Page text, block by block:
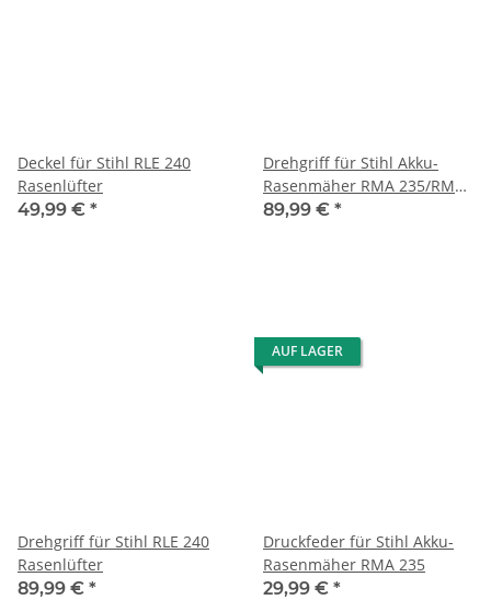
Deckel für Stihl RLE 240
Rasenlüfter
49,99 € *
Drehgriff für Stihl Akku-
Rasenmäher RMA 235/RME
235
89,99 € *
Drehgriff für Stihl RLE 240
Rasenlüfter
89,99 € *
AUF LAGER
Druckfeder für Stihl Akku-
Rasenmäher RMA 235
29,99 € *